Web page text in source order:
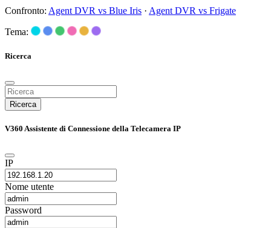
Confronto: Agent DVR vs Blue Iris · Agent DVR vs Frigate
Tema:
Ricerca
Ricerca
V360 Assistente di Connessione della Telecamera IP
IP
Nome utente
Password